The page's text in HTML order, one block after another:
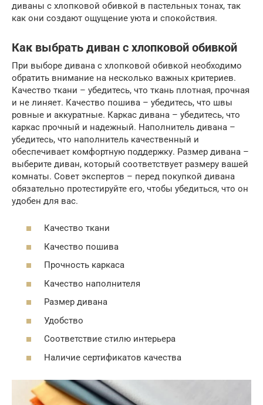
диваны с хлопковой обивкой в пастельных тонах, так
как они создают ощущение уюта и спокойствия.
Как выбрать диван с хлопковой обивкой
При выборе дивана с хлопковой обивкой необходимо
обратить внимание на несколько важных критериев.
Качество ткани – убедитесь, что ткань плотная, прочная
и не линяет. Качество пошива – убедитесь, что швы
ровные и аккуратные. Каркас дивана – убедитесь, что
каркас прочный и надежный. Наполнитель дивана –
убедитесь, что наполнитель качественный и
обеспечивает комфортную поддержку. Размер дивана –
выберите диван, который соответствует размеру вашей
комнаты. Совет экспертов – перед покупкой дивана
обязательно протестируйте его, чтобы убедиться, что он
удобен для вас.
Качество ткани
Качество пошива
Прочность каркаса
Качество наполнителя
Размер дивана
Удобство
Соответствие стилю интерьера
Наличие сертификатов качества